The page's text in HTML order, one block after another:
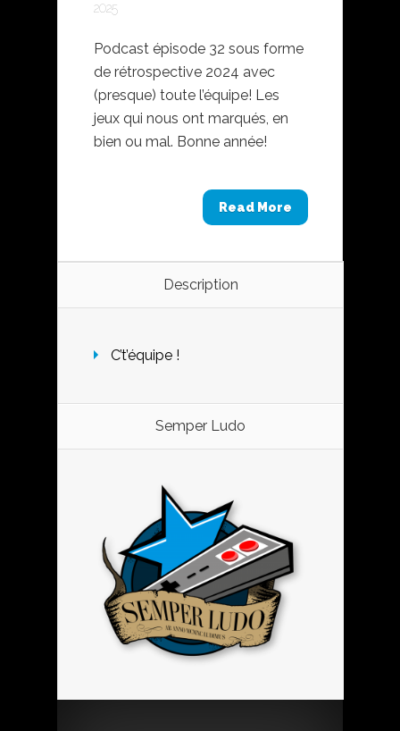
2025
Podcast épisode 32 sous forme
de rétrospective 2024 avec
(presque) toute l’équipe! Les
jeux qui nous ont marqués, en
bien ou mal. Bonne année!
Read More
Description
C’t’équipe !
Semper Ludo